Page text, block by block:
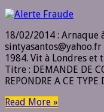
18/02/2014 : Arnaque
1984. Vit à Londres et
Titre : DEMANDE DE
REPONDRE A CE
Read More »